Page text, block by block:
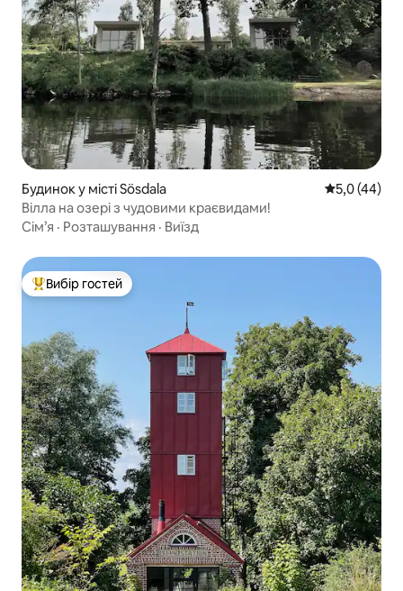
Будинок у місті Sösdala Середня
5,0 (44)
Вілла на озері з чудовими краєвидами!
Сім’я · Розташування · Виїзд
Топ вибір гостей
Вибір гостей